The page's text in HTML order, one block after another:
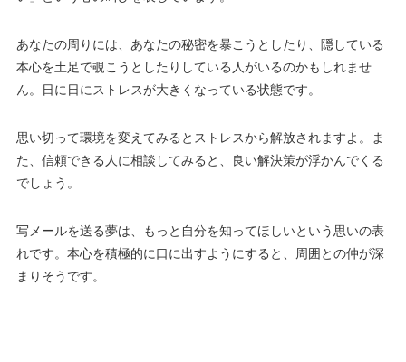
あなたの周りには、あなたの秘密を暴こうとしたり、隠している
本心を土足で覗こうとしたりしている人がいるのかもしれませ
ん。日に日にストレスが大きくなっている状態です。
思い切って環境を変えてみるとストレスから解放されますよ。ま
た、信頼できる人に相談してみると、良い解決策が浮かんでくる
でしょう。
写メールを送る夢は、もっと自分を知ってほしいという思いの表
れです。本心を積極的に口に出すようにすると、周囲との仲が深
まりそうです。